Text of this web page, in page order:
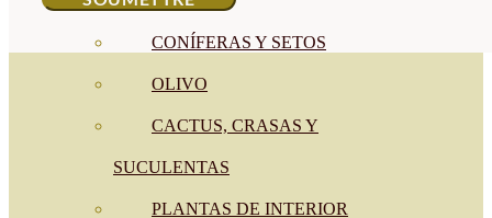
CONÍFERAS Y SETOS
OLIVO
CACTUS, CRASAS Y
SUCULENTAS
PLANTAS DE INTERIOR